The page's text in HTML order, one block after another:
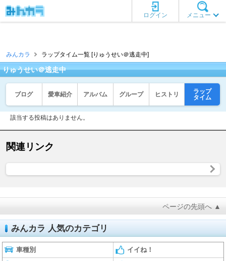
メニュー
ログイン
みんカラ ラップタイム一覧 [りゅうせい＠逃走中]
りゅうせい＠逃走中
ブログ 愛車紹介 アルバム グループ ヒストリ
ラップ
タイム
該当する投稿はありません。
関連リンク
ページの先頭へ ▲
みんカラ 人気のカテゴリ
車種別 イイね！